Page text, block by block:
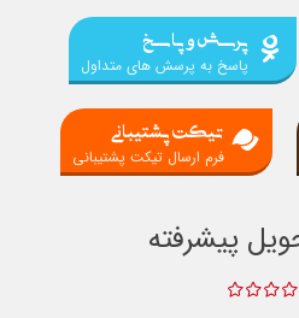
پرسش و پاسخ
پاسخ به پرسش های متداول
تیکت پشتیبانی
فرم ارسال تیکت پشتیبانی
پیشرفته